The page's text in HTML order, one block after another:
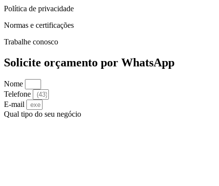
Política de privacidade
Normas e certificações
Trabalhe conosco
Solicite orçamento por WhatsApp
Nome
Telefone
E-mail
Qual tipo do seu negócio